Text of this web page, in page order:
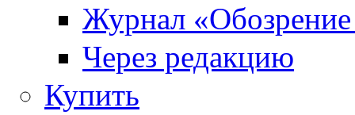
Журнал
Через редакцию
Купить